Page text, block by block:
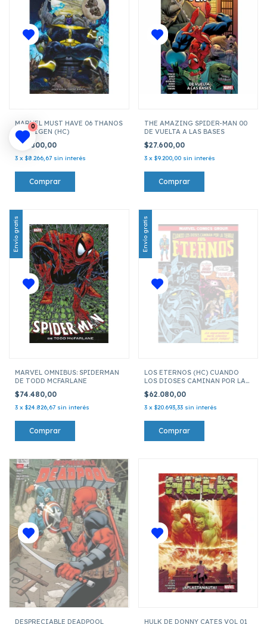
MARVEL MUST HAVE 06 THANOS
EL ORIGEN (HC)
$24.800,00
3 x $8.266,67 sin interés
THE AMAZING SPIDER-MAN 00
DE VUELTA A LAS BASES
$27.600,00
3 x $9.200,00 sin interés
Envío gratis
MARVEL OMNIBUS: SPIDERMAN
DE TODD MCFARLANE
$74.480,00
3 x $24.826,67 sin interés
Envío gratis
LOS ETERNOS (HC) CUANDO
LOS DIOSES CAMINAN POR LA
$62.080,00
3 x $20.693,33 sin interés
DESPRECIABLE DEADPOOL
HULK DE DONNY CATES VOL 01
0